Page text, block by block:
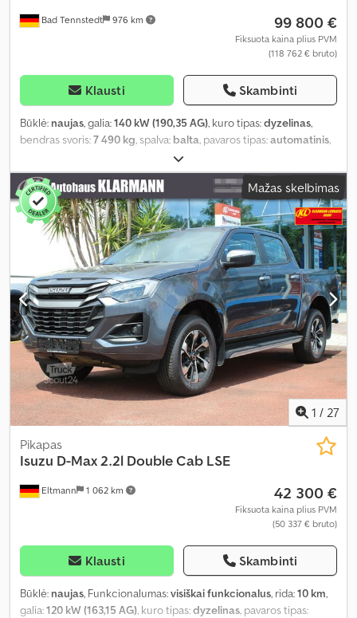
Bad Tennstedt 976 km 99 800 €
Fiksuota kaina plius PVM
(118 762 € bruto)
Klausti Skambinti
Būklė: naujas, galia:140 kW (190,35 AG), kuro tipas:dyzelinas,
bendras svoris:7 490 kg, spalva: balta, pavaros tipas:automatinis,
ABS, centrinis užraktas,
elektroninė stabilumo programa (ESP), oro kondicionavimas,
suodžių filtras, Mažas skelbimas
1 / 27
Eltmann 1 062 km
Pikapas
Isuzu D-Max 2.2l Double Cab LSE
42 300 €
Fiksuota kaina plius PVM
(50 337 € bruto)
Klausti Skambinti
Būklė: naujas, Funkcionalumas:visiškai funkcionalus, rida:10 km,
galia:120 kW (163,15 AG) , kuro tipas:dyzelinas , pavaros tipas: